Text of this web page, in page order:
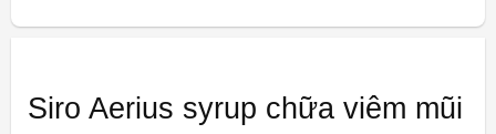
Siro Aerius syrup chữa viêm mũi